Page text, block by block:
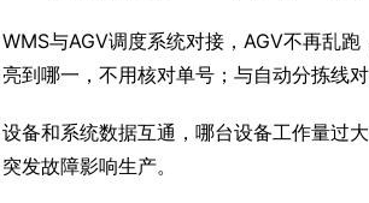
WMS与AGV调度系统对接，AGV不再乱
亮到哪一，不用核对单号；与自动分拣线
设备和系统数据互通，哪台设备工作量过
突发故障影响生产。